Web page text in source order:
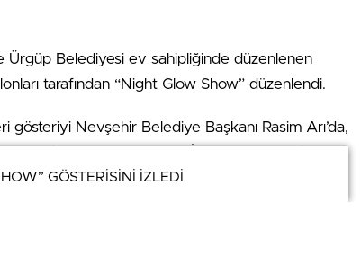
GÖSTERİSİNİ İZLEDİ
Ürgüp Belediyesi ev sahipliğinde düzenlenen
tarafından “Night Glow Show” düzenlendi.
Nevşehir Belediye Başkanı Rasim Arı’da,
Açıkgöz, AK Parti İl Başkanı Mustafa Rauf
Parti Merkez İlçe Başkanı Edip Avşar ile birlikte
GÖSTERİSİNİ İZLEDİ